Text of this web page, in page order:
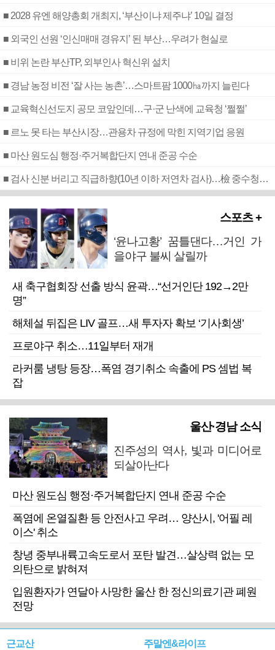
■ 2028 유엔 해양총회 개최지, ‘부산이냐 제주냐’ 10일 결정
■ 외국인 선원 ‘인신매매 경유지’ 된 부산…우려가 현실로
■ 비위 논란 부산TP, 외부인사 혁신위 설치
■ 경남 농정 비전 ‘잘 사는 농촌’…스마트팜 1000㏊까지 늘린다
■ 교육혁신선도지 공모 코앞인데…구·군 난색에 교육청 ‘쩔쩔’
■ 르노 못 타는 부산시장…관용차 규정에 막힌 지역기업 응원
■ 마산 원도심 행정·주거복합단지 연내 준공 수순
■ 검사 신분 버리고 직급하향(10년 이하 저연차 검사)…檢 중수청행 기피
스포츠 +
‘윤나고황’ 꿈틀댄다…거인 가
을야구 불씨 살릴까
새 축구협회장 선출 방식 윤곽…“선거인단 192→2만
명”
해체설 뒤집은 LIV 골프…새 투자자 확보 ‘기사회생’
프로야구 취소…11일부터 재개
라커룸 냉탕 등장…폭염 경기취소 속출에 PS 셈법 복
잡
울산·경남 소식
진주성의 역사, 빛과 미디어로
되살아난다
마산 원도심 행정·주거복합단지 연내 준공 수순
폭염에 온열질환 등 안전사고 우려… 양산시, '어필 레
이스' 취소
창녕 중부내륙고속도로서 포탄 발견…살상력 없는 모
의탄으로 밝혀져
입원환자가 연달아 사망한 울산 한 정신의료기관 폐원
전망
근교산 주말엔&라이프